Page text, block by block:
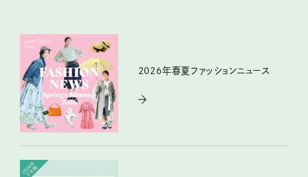
2026年春夏ファッションニュース